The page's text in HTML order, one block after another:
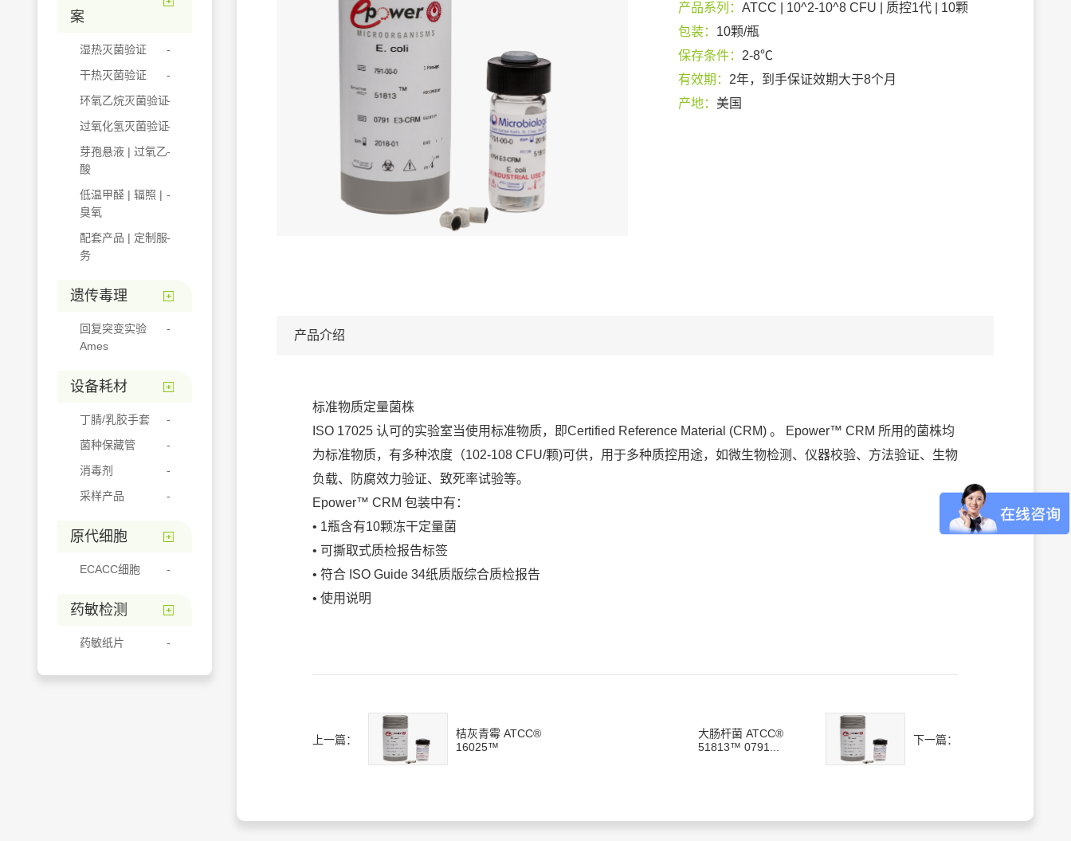
案
湿热灭菌验证
干热灭菌验证
环氧乙烷灭菌验证
过氧化氢灭菌验证
芽孢悬液 | 过氧乙
酸
低温甲醛 | 辐照 |
臭氧
配套产品 | 定制服
务
遗传毒理
回复突变实验
Ames
设备耗材
丁腈/乳胶手套
菌种保藏管
消毒剂
采样产品
原代细胞
ECACC细胞
药敏检测
药敏纸片
产品系列： ATCC | 10^2-10^8 CFU | 质控1代 | 10颗
包装： 10颗/瓶
保存条件： 2-8℃
有效期： 2年，到手保证效期大于8个月
产地： 美国
产品介绍
标准物质定量菌株
ISO 17025 认可的实验室当使用标准物质，即Certified Reference Material (CRM) 。 Epower™ CRM 所用的菌株均
为标准物质，有多种浓度（102-108 CFU/颗)可供，用于多种质控用途，如微生物检测、仪器校验、方法验证、生物
负载、防腐效力验证、致死率试验等。
Epower™ CRM 包装中有：
• 1瓶含有10颗冻干定量菌
• 可撕取式质检报告标签
• 符合 ISO Guide 34纸质版综合质检报告
• 使用说明
上一篇：
桔灰青霉 ATCC®
16025™
大肠杆菌 ATCC®
51813™ 0791...
下一篇：